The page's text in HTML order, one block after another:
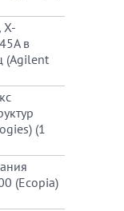
X-
в
(Agilent
(1
(Ecopia)